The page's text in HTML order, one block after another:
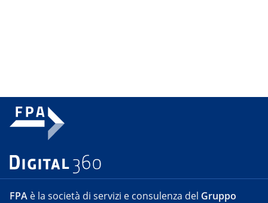
FPA è la società di servizi e consulenza del Gruppo